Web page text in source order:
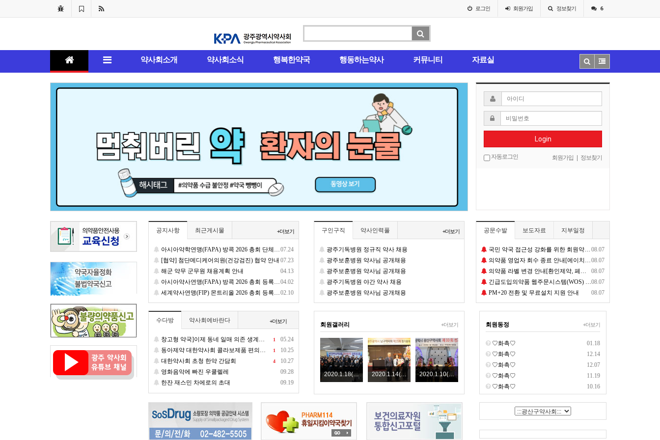
로그인 회원가입 정보찾기 6
약사회소개 약사회소식 행복한약국 행동하는약사 커뮤니티 자료실
Login
자동로그인 회원가입 정보찾기
공지사항 최근게시물
07.24
아시아약학연맹(FAPA) 방콕 2026 총회 단체등록 재안내
07.23
[협약] 첨단메디케어의원(건강검진) 협약 안내
04.13
해군 약무 군무원 채용계획 안내
04.02
아시아약사연맹(FAPA) 방콕 2026 총회 등록 및 초록 제출 안내
02.10
세계약사연맹(FIP) 몬트리올 2026 총회 등록 및 초록 제출 안내
+더보기
수다방 약사회에바란다
1 05.24
창고형 약국]이제 동네 일매 의존 생계형 1인 약국들은?
1 10.25
동아제약 대한약사회 콜라보제품 편의점 기습출시에 관해서
4 10.27
대한약사회 초청 한약 간담회
09.28
영화음악에 빠진 우쿨렐레
09.19
한잔 재스민 차에로의 초대
+더보기
구인구직 약사인력풀
광주기독병원 정규직 약사 채용
광주보훈병원 약사님 공개채용
광주보훈병원 약사님 공개채용
광주기독병원 야간 약사 채용
광주보훈병원 약사님 공개채용
+더보기
+더보기
회원갤러리
2020.1.18(토) 광주광역시약사회 2019년도 최종이사회 2020.1.14(화) 남구약사회 제25회 정기총회 2020.1.10(금) 광산구약사회 제33회 정기총회
공문수발 보도자료 지부일정
08.07
국민 약국 접근성 강화를 위한 회원약국 운영시간 현황 조사 협조 요청
08.07
의약품 영업자 회수 종료 안내[에이치엘비제약(주)-마이티셋정]
08.07
의약품 라벨 변경 안내[환인제약, 페리돌정10mg]
08.07
긴급도입의약품 웹주문시스템(WOS) 이용 안내 및 회원약국 홍보 협조 요청
08.07
PM+20 전환 및 무료설치 지원 안내
+더보기
회원동정
01.18
♡화촉♡
12.14
♡화촉♡
12.07
♡화촉♡
11.19
♡화촉♡
10.16
♡화촉♡